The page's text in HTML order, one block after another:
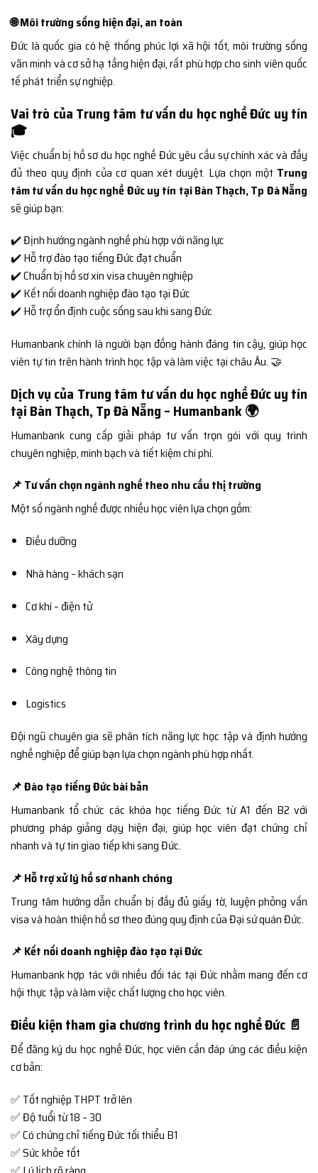
🌐 Môi trường sống hiện đại, an toàn
Đức là quốc gia có hệ thống phúc lợi xã hội tốt, môi trường sống
văn minh và cơ sở hạ tầng hiện đại, rất phù hợp cho sinh viên quốc
tế phát triển sự nghiệp.
Vai trò của Trung tâm tư vấn du học nghề Đức uy tín
🎓
Việc chuẩn bị hồ sơ du học nghề Đức yêu cầu sự chính xác và đầy
đủ theo quy định của cơ quan xét duyệt. Lựa chọn một Trung
tâm tư vấn du học nghề Đức uy tín tại Bàn Thạch, Tp Đà Nẵng
sẽ giúp bạn:
✔️ Định hướng ngành nghề phù hợp với năng lực
✔️ Hỗ trợ đào tạo tiếng Đức đạt chuẩn
✔️ Chuẩn bị hồ sơ xin visa chuyên nghiệp
✔️ Kết nối doanh nghiệp đào tạo tại Đức
✔️ Hỗ trợ ổn định cuộc sống sau khi sang Đức
Humanbank chính là người bạn đồng hành đáng tin cậy, giúp học
viên tự tin trên hành trình học tập và làm việc tại châu Âu. 🤝
Dịch vụ của Trung tâm tư vấn du học nghề Đức uy tín
tại Bàn Thạch, Tp Đà Nẵng – Humanbank 🌍
Humanbank cung cấp giải pháp tư vấn trọn gói với quy trình
chuyên nghiệp, minh bạch và tiết kiệm chi phí.
📌 Tư vấn chọn ngành nghề theo nhu cầu thị trường
Một số ngành nghề được nhiều học viên lựa chọn gồm:
Điều dưỡng
Nhà hàng – khách sạn
Cơ khí – điện tử
Xây dựng
Công nghệ thông tin
Logistics
Đội ngũ chuyên gia sẽ phân tích năng lực học tập và định hướng
nghề nghiệp để giúp bạn lựa chọn ngành phù hợp nhất.
📌 Đào tạo tiếng Đức bài bản
Humanbank tổ chức các khóa học tiếng Đức từ A1 đến B2 với
phương pháp giảng dạy hiện đại, giúp học viên đạt chứng chỉ
nhanh và tự tin giao tiếp khi sang Đức.
📌 Hỗ trợ xử lý hồ sơ nhanh chóng
Trung tâm hướng dẫn chuẩn bị đầy đủ giấy tờ, luyện phỏng vấn
visa và hoàn thiện hồ sơ theo đúng quy định của Đại sứ quán Đức.
📌 Kết nối doanh nghiệp đào tạo tại Đức
Humanbank hợp tác với nhiều đối tác tại Đức nhằm mang đến cơ
hội thực tập và làm việc chất lượng cho học viên.
Điều kiện tham gia chương trình du học nghề Đức 📄
Để đăng ký du học nghề Đức, học viên cần đáp ứng các điều kiện
cơ bản:
✅ Tốt nghiệp THPT trở lên
✅ Độ tuổi từ 18 – 30
✅ Có chứng chỉ tiếng Đức tối thiểu B1
✅ Sức khỏe tốt